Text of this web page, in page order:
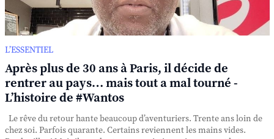
L’ESSENTIEL
Après plus de 30 ans à Paris, il décide de
rentrer au pays… mais tout a mal tourné -
L’histoire de #Wantos
Le rêve du retour hante beaucoup d’aventuriers. Trente ans loin de
chez soi. Parfois quarante. Certains reviennent les mains vides.